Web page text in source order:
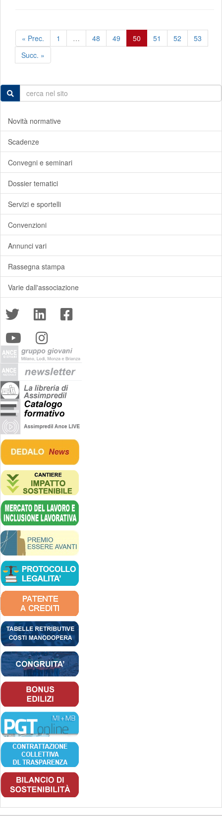
« Prec. 1 … 48 49 50 51 52
53
Succ. »
Novità normative
Scadenze
Convegni e seminari
Dossier tematici
Servizi e sportelli
Convenzioni
Annunci vari
Rassegna stampa
Varie dall'associazione